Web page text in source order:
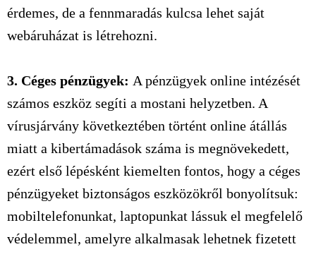
érdemes, de a fennmaradás kulcsa lehet saját
webáruházat is létrehozni.
3. Céges pénzügyek: A pénzügyek online intézését
számos eszköz segíti a mostani helyzetben. A
vírusjárvány következtében történt online átállás
miatt a kibertámadások száma is megnövekedett,
ezért első lépésként kiemelten fontos, hogy a céges
pénzügyeket biztonságos eszközökről bonyolítsuk:
mobiltelefonunkat, laptopunkat lássuk el megfelelő
védelemmel, amelyre alkalmasak lehetnek fizetett